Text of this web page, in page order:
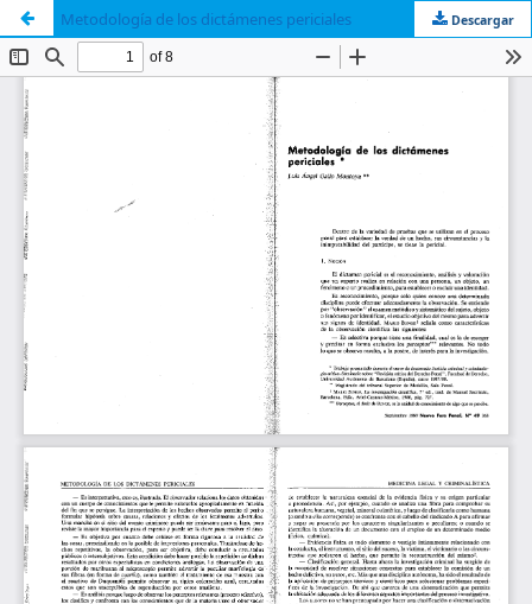
Metodología de los dictámenes periciales Descargar